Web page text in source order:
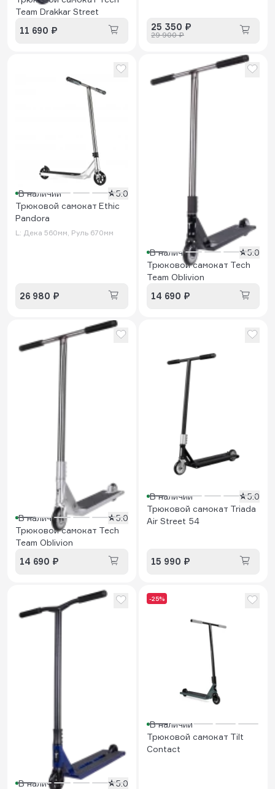
Team Drakkar Street
11 690 ₽
25 350 ₽
29 900 ₽
В наличии
5.0
Трюковой самокат Ethic
Pandora
L: Дека 560мм, Руль 670мм
26 980 ₽
В наличии
5.0
Трюковой самокат Tech
Team Oblivion
14 690 ₽
В наличии
5.0
Трюковой самокат Tech
Team Oblivion
14 690 ₽
В наличии
5.0
Трюковой самокат Triada
Air Street 54
15 990 ₽
В наличии
5.0
-25%
В наличии
Трюковой самокат Tilt
Contact